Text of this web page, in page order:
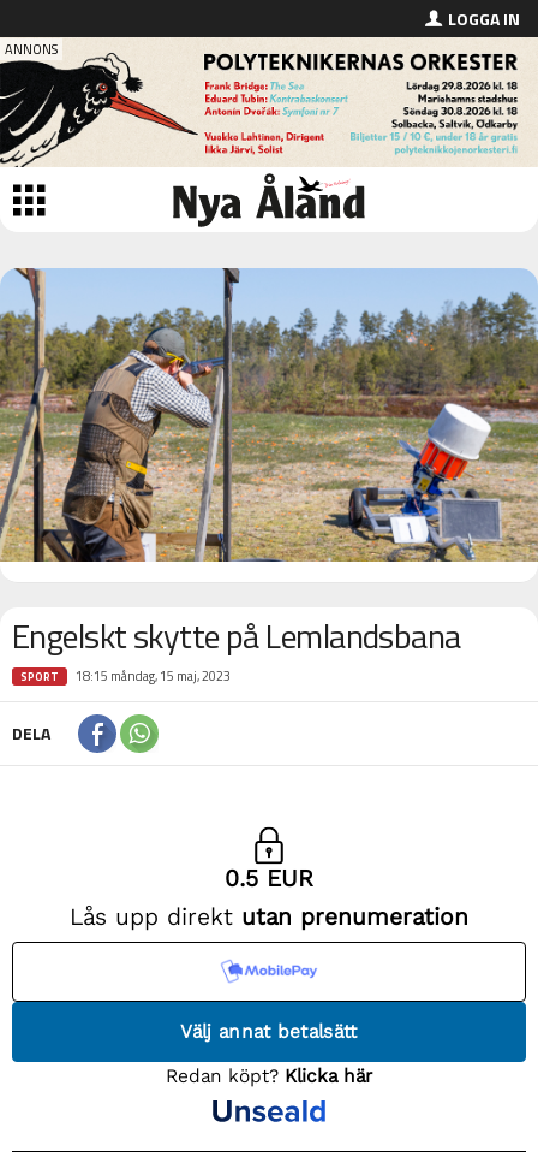
LOGGA IN
Engelskt skytte på Lemlandsbana
SPORT 18:15 måndag, 15 maj, 2023
DELA